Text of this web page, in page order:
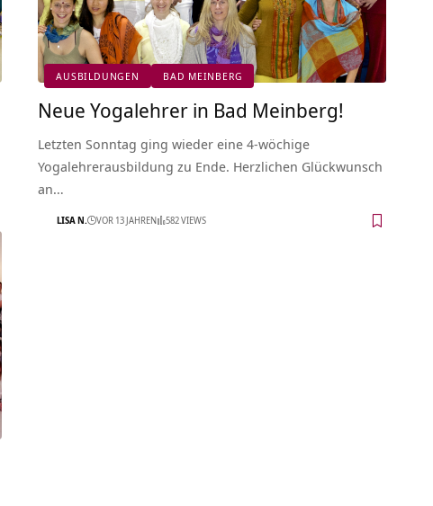
AUSBILDUNGEN BAD MEINBERG
Neue Yogalehrer in Bad Meinberg!
Letzten Sonntag ging wieder eine 4-wöchige
Yogalehrerausbildung zu Ende. Herzlichen Glückwunsch
an…
LISA N. VOR 13 JAHREN 582 VIEWS